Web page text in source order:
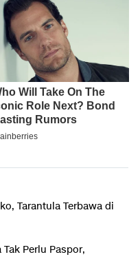
Tarantula Terbawa di
Perlu Paspor,